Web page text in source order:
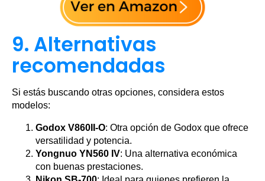
9. Alternativas
recomendadas
Si estás buscando otras opciones, considera estos
modelos:
Godox V860II-O: Otra opción de Godox que ofrece
versatilidad y potencia.
Yongnuo YN560 IV: Una alternativa económica
con buenas prestaciones.